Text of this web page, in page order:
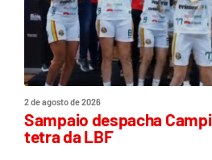
2 de agosto de 2026
Sampaio despacha
tetra da LBF